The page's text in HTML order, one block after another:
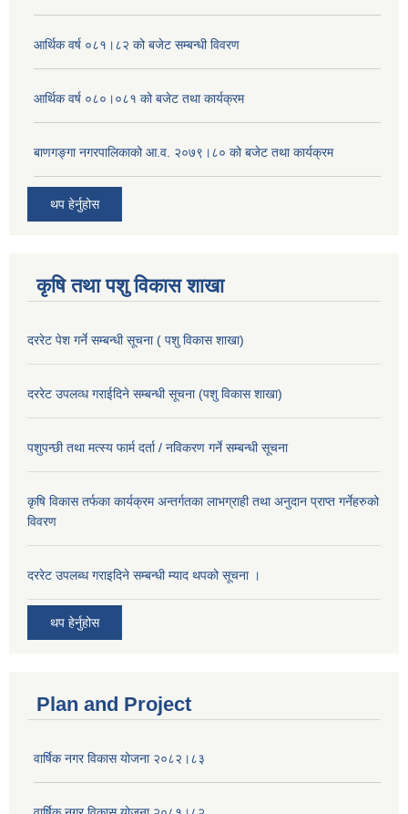
आर्थिक वर्ष ०८१।८२ को बजेट सम्बन्धी विवरण
आर्थिक वर्ष ०८०।०८१ को बजेट तथा कार्यक्रम
बाणगङ्गा नगरपालिकाको आ.व. २०७९।८० को बजेट तथा कार्यक्रम
थप हेर्नुहोस
कृषि तथा पशु विकास शाखा
दररेट पेश गर्ने सम्बन्धी सूचना ( पशु विकास शाखा)
दररेट उपलव्ध गराईदिने सम्बन्धी सूचना (पशु विकास शाखा)
पशुपन्छी तथा मत्स्य फार्म दर्ता / नविकरण गर्ने सम्बन्धी सूचना
कृषि विकास तर्फका कार्यक्रम अन्तर्गतका लाभग्राही तथा अनुदान प्राप्त गर्नेहरुको
विवरण
दररेट उपलब्ध गराइदिने सम्बन्धी म्याद थपको सूचना ।
थप हेर्नुहोस
Plan and Project
वार्षिक नगर विकास योजना २०८२।८३